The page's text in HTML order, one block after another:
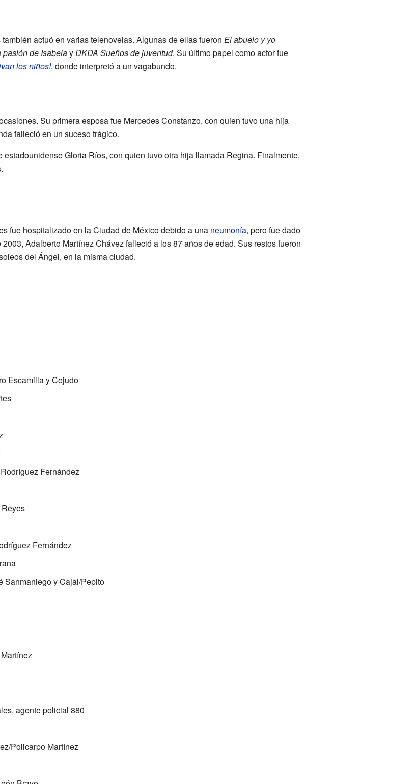
actuó en varias telenovelas. Algunas de ellas fueron El abuelo y yo
pasión de IsabelayDKDA Sueños de juventud. Su último papel como actor fue
los niños!, donde interpretó a un vagabundo.
Su primera esposa fue Mercedes Constanzo, con quien tuvo una hija
falleció en un suceso trágico.
Gloria Ríos, con quien tuvo otra hija llamada Regina. Finalmente,
fue hospitalizado en la Ciudad de México debido a una neumonía, pero fue dado
Adalberto Martínez Chávez falleció a los 87 años de edad. Sus restos fueron
del Ángel, en la misma ciudad.
Escamilla y Cejudo
Fernández
Fernández
Sanmaniego y Cajal/Pepito
agente policial 880
Policarpo Martínez